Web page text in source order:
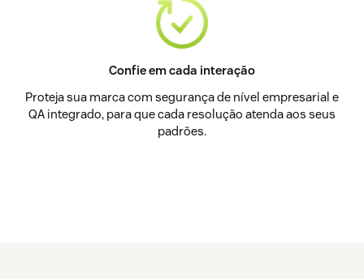
Confie em cada interação
Proteja sua marca com segurança de nível empresarial e
QA integrado, para que cada resolução atenda aos seus
padrões.